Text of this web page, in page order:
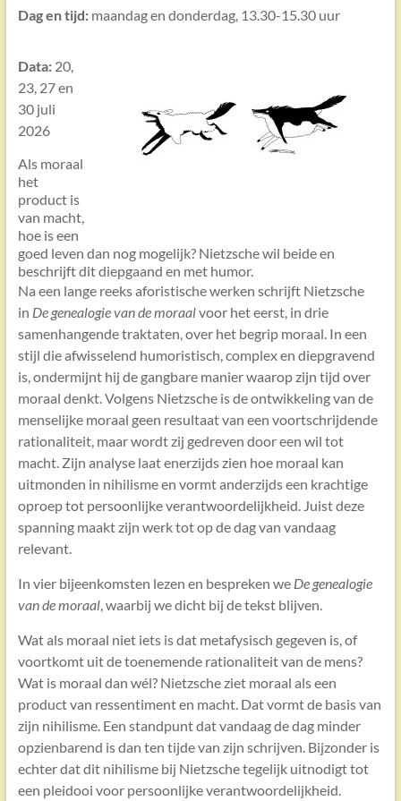
Dag en tijd: maandag en donderdag, 13.30-15.30 uur
Data: 20,
23, 27 en
30 juli
2026
Als moraal
het
product is
van macht,
hoe is een
goed leven dan nog mogelijk? Nietzsche wil beide en
beschrijft dit diepgaand en met humor.
Na een lange reeks aforistische werken schrijft Nietzsche
in De genealogie van de moraalvoor het eerst, in drie
samenhangende traktaten, over het begrip moraal. In een
stijl die afwisselend humoristisch, complex en diepgravend
is, ondermijnt hij de gangbare manier waarop zijn tijd over
moraal denkt. Volgens Nietzsche is de ontwikkeling van de
menselijke moraal geen resultaat van een voortschrijdende
rationaliteit, maar wordt zij gedreven door een wil tot
macht. Zijn analyse laat enerzijds zien hoe moraal kan
uitmonden in nihilisme en vormt anderzijds een krachtige
oproep tot persoonlijke verantwoordelijkheid. Juist deze
spanning maakt zijn werk tot op de dag van vandaag
relevant.
In vier bijeenkomsten lezen en bespreken we De genealogie
van de moraal, waarbij we dicht bij de tekst blijven.
Wat als moraal niet iets is dat metafysisch gegeven is, of
voortkomt uit de toenemende rationaliteit van de mens?
Wat is moraal dan wél? Nietzsche ziet moraal als een
product van ressentiment en macht. Dat vormt de basis van
zijn nihilisme. Een standpunt dat vandaag de dag minder
opzienbarend is dan ten tijde van zijn schrijven. Bijzonder is
echter dat dit nihilisme bij Nietzsche tegelijk uitnodigt tot
een pleidooi voor persoonlijke verantwoordelijkheid.